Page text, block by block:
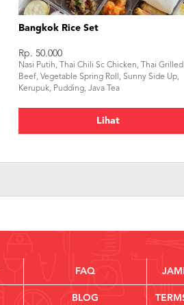
Bangkok Rice Set
Rp. 50.000
Nasi Putih, Thai Chili Sc Chicken, Thai Grilled
Beef, Vegetable Spring Roll, Sunny Side Up,
Kerupuk, Pudding, Java Tea
Lihat
FAQ
BLOG